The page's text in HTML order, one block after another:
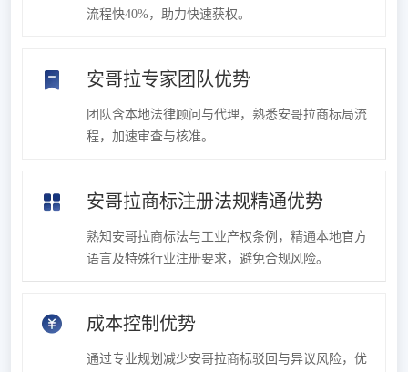
流程快40%，助力快速获权。
安哥拉专家团队优势
团队含本地法律顾问与代理，熟悉安哥拉商标局流
程，加速审查与核准。
安哥拉商标注册法规精通优势
熟知安哥拉商标法与工业产权条例，精通本地官方
语言及特殊行业注册要求，避免合规风险。
成本控制优势
通过专业规划减少安哥拉商标驳回与异议风险，优